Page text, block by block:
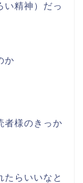
い精神）だっ
か
者様のきっか
たらいいなと